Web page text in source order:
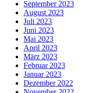
September 2023
August 2023
Juli 2023
Juni 2023
Mai 2023
April 2023
März 2023
Februar 2023
Januar 2023
Dezember 2022